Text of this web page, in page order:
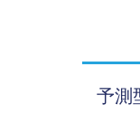
予測